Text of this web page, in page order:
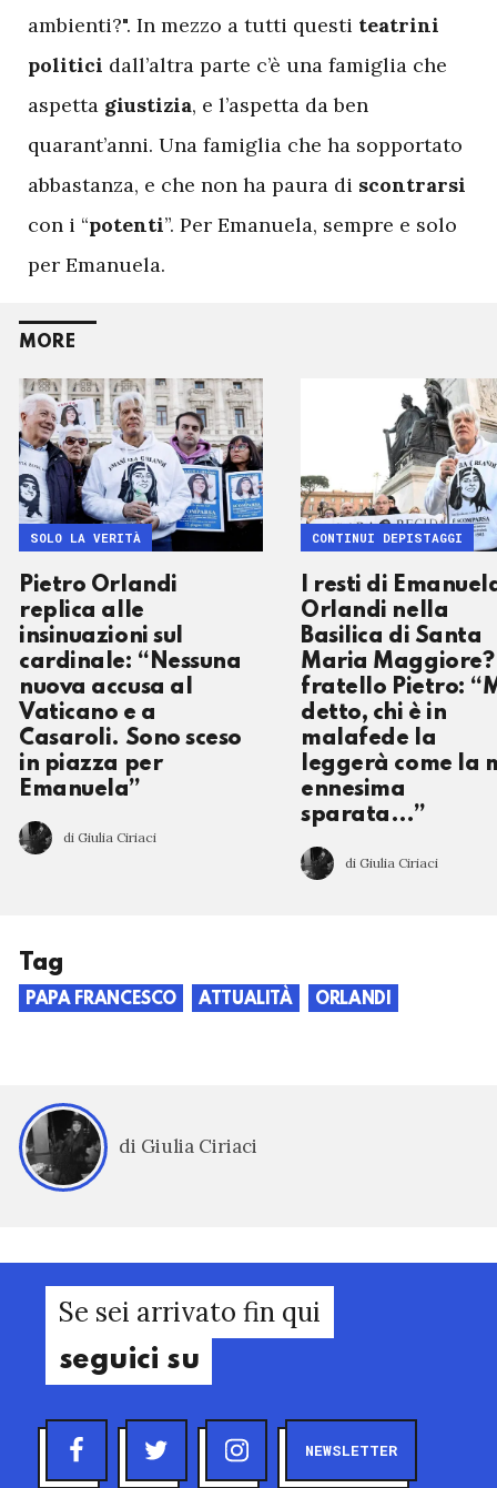
ambienti?". In mezzo a tutti questi teatrini
politici dall’altra parte c’è una famiglia che
aspetta giustizia, e l’aspetta da ben
quarant’anni. Una famiglia che ha sopportato
abbastanza, e che non ha paura di scontrarsi
con i “potenti”. Per Emanuela, sempre e solo
per Emanuela.
MORE
Pietro Orlandi
replica alle
insinuazioni sul
cardinale: “Nessuna
nuova accusa al
Vaticano e a
Casaroli. Sono sceso
in piazza per
Emanuela”
di Giulia Ciriaci
SOLO LA VERITÀ
I resti di
Orlandi nella
Basilica di Santa
Maria
fratello Pietro:
detto, chi è in
malafede la
leggerà come la
ennesima
sparata…”
di Giulia Ciriaci
CONTINUI DEPISTAGGI
Tag
PAPA FRANCESCO ATTUALITÀ ORLANDI
di Giulia Ciriaci
Se sei arrivato fin qui
seguici su
NEWSLETTER